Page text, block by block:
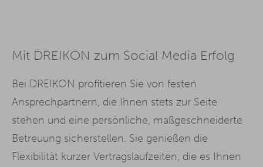
Mit DREIKON zum Social Media Erfolg
Bei DREIKON profitieren Sie von festen
Ansprechpartnern, die Ihnen stets zur Seite
stehen und eine persönliche, maßgeschneiderte
Betreuung sicherstellen. Sie genießen die
Flexibilität kurzer Vertragslaufzeiten, die es Ihnen